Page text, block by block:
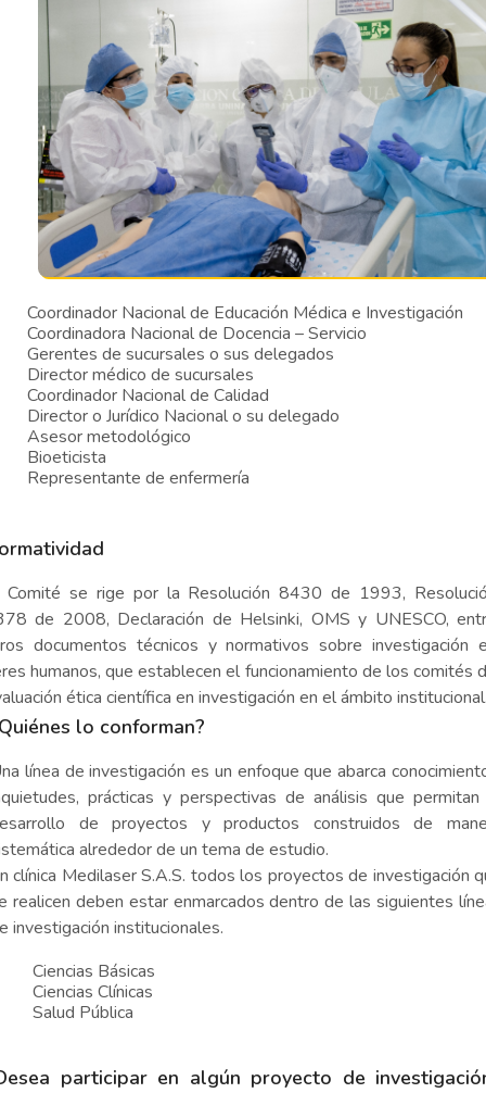
Coordinador Nacional de Educación Médica e Investigación
Coordinadora Nacional de Docencia – Servicio
Gerentes de sucursales o sus delegados
Director médico de sucursales
Coordinador Nacional de Calidad
Director o Jurídico Nacional o su delegado
Asesor metodológico
Bioeticista
Representante de enfermería
Comité se rige por la Resolución 8430 de 1993,
de 2008, Declaración de Helsinki, OMS y UNESCO,
documentos técnicos y normativos sobre investigación
humanos, que establecen el funcionamiento de los comités
ética científica en investigación en el ámbito
lo conforman?
línea de investigación es un enfoque que abarca
prácticas y perspectivas de análisis que
de proyectos y productos construidos de
alrededor de un tema de estudio.
clínica Medilaser S.A.S. todos los proyectos de investigación
realicen deben estar enmarcados dentro de las siguientes
investigación institucionales.
Ciencias Básicas
Ciencias Clínicas
Salud Pública
participar en algún proyecto de